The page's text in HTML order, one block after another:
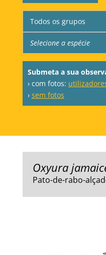
Submeta a sua
› com fotos:
› sem fotos
Oxyura
Pato-de-rabo-